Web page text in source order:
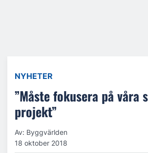
NYHETER
”Måste fokusera på våra
projekt”
Av: Byggvärlden
18 oktober 2018